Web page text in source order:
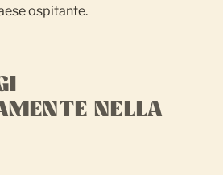
ospitante.
NELLA